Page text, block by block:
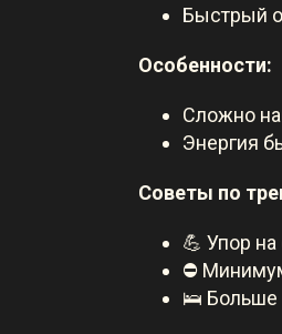
Быстрый
Особенности:
Сложно
Энергия
Советы по
💪 Упор
⛔
🛌